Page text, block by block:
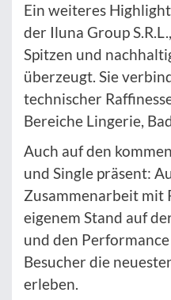
Ein weiteres
der Iluna Group
Spitzen und
überzeugt. Sie
technischer
Bereiche Lingerie,
Auch auf den
und Single präsent:
Zusammenarbeit mit
eigenem Stand auf
und den
Besucher die
erleben.